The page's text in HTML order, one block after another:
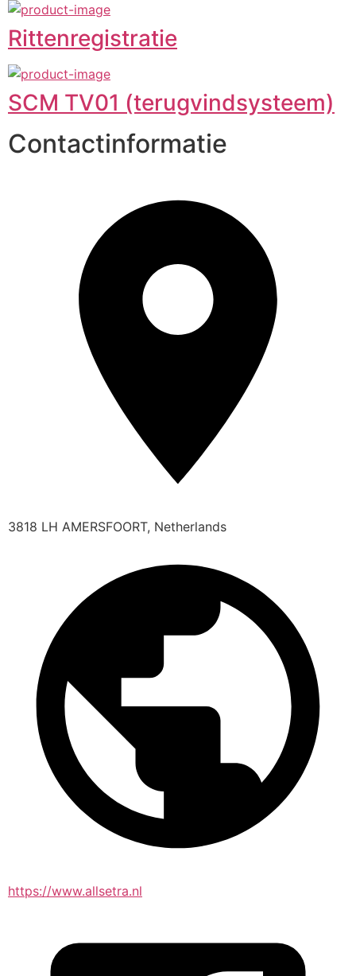
Rittenregistratie
SCM TV01 (terugvindsysteem)
Contactinformatie
3818 LH AMERSFOORT, Netherlands
https://www.allsetra.nl